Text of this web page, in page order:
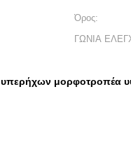
Όρος:
ΓΩΝΙΑ
υπερήχων μορφοτροπέα